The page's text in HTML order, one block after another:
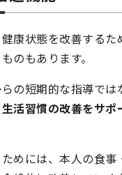
康状態を改善するた
のもあります。
の短期的な指導では
生活習慣の改善をサポ
めには、本人の食事